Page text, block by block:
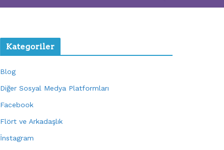
Kategoriler
Blog
Diğer Sosyal Medya Platformları
Facebook
Flört ve Arkadaşlık
İnstagram